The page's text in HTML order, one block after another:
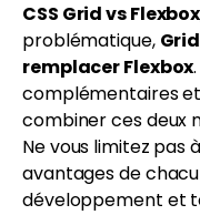
CSS Grid vs Flexbox
problématique,
remplacer Flexbox
complémentaires
combiner ces deux
Ne vous limitez pas
avantages de
développement et